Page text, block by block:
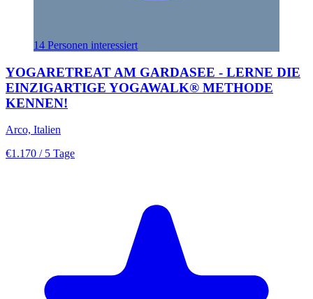
14 Personen interessiert
YOGARETREAT AM GARDASEE - LERNE DIE
EINZIGARTIGE YOGAWALK® METHODE
KENNEN!
Arco, Italien
€1.170 / 5 Tage